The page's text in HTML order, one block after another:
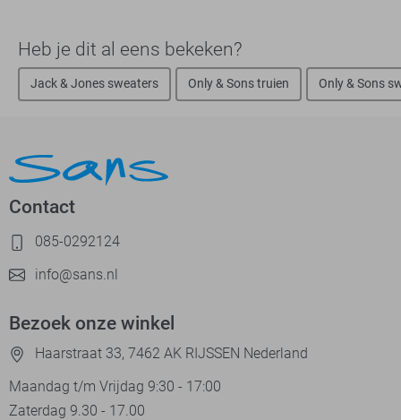
Heb je dit al eens bekeken?
Jack & Jones sweaters Only & Sons truien Only & Sons
Contact
085-0292124
info@sans.nl
Bezoek onze winkel
Haarstraat 33, 7462 AK RIJSSEN Nederland
Maandag t/m Vrijdag 9:30 - 17:00
Zaterdag 9.30 - 17.00